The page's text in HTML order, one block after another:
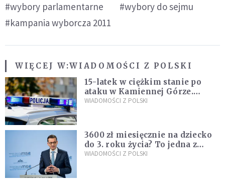
#wybory parlamentarne
#wybory do sejmu
#kampania wyborcza 2011
WIĘCEJ W:WIADOMOŚCI Z POLSKI
15-latek w ciężkim stanie po
ataku w Kamiennej Górze.
Policja zatrzymała dwóch
WIADOMOŚCI Z POLSKI
3600 zł miesięcznie na dziecko
do 3. roku życia? To jedna z
propozycji programu "Rozwój
WIADOMOŚCI Z POLSKI